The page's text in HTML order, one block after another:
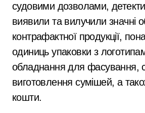
судовими дозволами,
виявили та вилучили значні
контрафактної продукції,
одиниць упаковки з
обладнання для фасування,
виготовлення сумішей, а
кошти.